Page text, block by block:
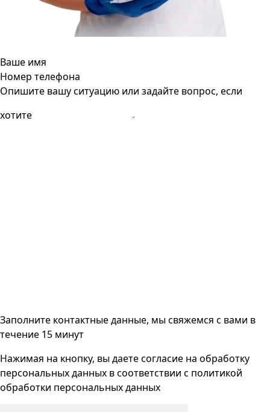
Ваше имя
Номер телефона
Опишите вашу ситуацию или задайте вопрос, если
хотите
Заполните контактные данные, мы свяжемся с вами в
течение 15 минут
Нажимая на кнопку, вы даете согласие на обработку
персональных данных в соответствии с политикой
обработки персональных данных